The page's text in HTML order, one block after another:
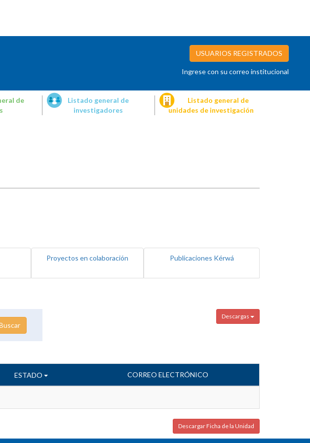
USUARIOS REGISTRADOS
Ingrese con su correo institucional
de
Listado general de
investigadores
Listado general de
unidades de investigación
Proyectos en colaboración Publicaciones Kérwá
Descargas
ESTADO CORREO ELECTRÓNICO
Descargar Ficha de la Unidad